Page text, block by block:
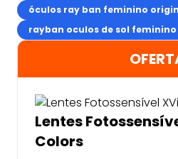
óculos ray ban feminino
rayban oculos de sol feminino
Lentes
Colors